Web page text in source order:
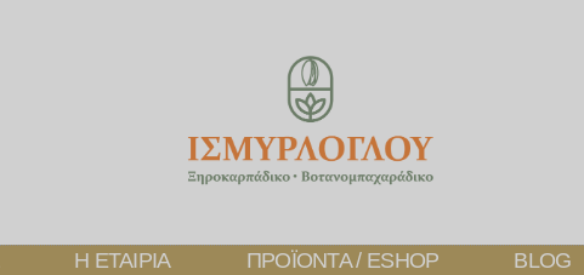
Η ΕΤΑΙΡΊΑ ΠΡΟΪΌΝΤΑ / ESHOP BLOG